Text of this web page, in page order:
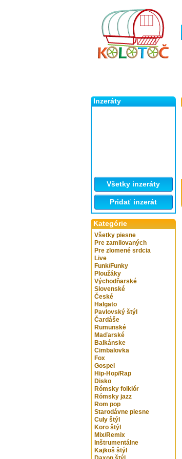
Inzeráty
Všetky inzeráty
Pridať inzerát
Kategórie
Všetky piesne
Pre zamilovaných
Pre zlomené srdcia
Live
Funk/Funky
Ploužáky
Východňarské
Slovenské
České
Halgato
Pavlovský štýl
Čardáše
Rumunské
Maďarské
Balkánske
Cimbalovka
Fox
Gospel
Hip-Hop/Rap
Disko
Rómsky folklór
Rómsky jazz
Rom pop
Starodávne piesne
Culy štýl
Koro štýl
Mix/Remix
Inštrumentálne
Kajkoš štýl